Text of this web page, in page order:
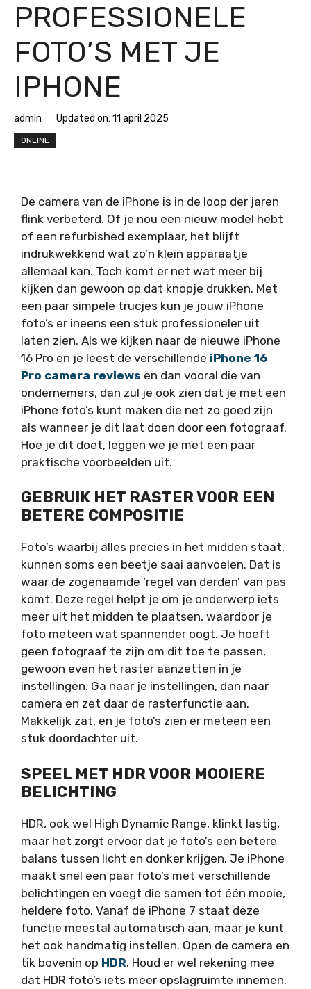
PROFESSIONELE
FOTO’S MET JE
IPHONE
admin Updated on: 11 april 2025
ONLINE
De camera van de iPhone is in de loop der jaren
flink verbeterd. Of je nou een nieuw model hebt
of een refurbished exemplaar, het blijft
indrukwekkend wat zo’n klein apparaatje
allemaal kan. Toch komt er net wat meer bij
kijken dan gewoon op dat knopje drukken. Met
een paar simpele trucjes kun je jouw iPhone
foto’s er ineens een stuk professioneler uit
laten zien. Als we kijken naar de nieuwe iPhone
16 Pro en je leest de verschillende iPhone 16
Pro camera reviews en dan vooral die van
ondernemers, dan zul je ook zien dat je met een
iPhone foto’s kunt maken die net zo goed zijn
als wanneer je dit laat doen door een fotograaf.
Hoe je dit doet, leggen we je met een paar
praktische voorbeelden uit.
GEBRUIK HET RASTER VOOR EEN
BETERE COMPOSITIE
Foto’s waarbij alles precies in het midden staat,
kunnen soms een beetje saai aanvoelen. Dat is
waar de zogenaamde ‘regel van derden’ van pas
komt. Deze regel helpt je om je onderwerp iets
meer uit het midden te plaatsen, waardoor je
foto meteen wat spannender oogt. Je hoeft
geen fotograaf te zijn om dit toe te passen,
gewoon even het raster aanzetten in je
instellingen. Ga naar je instellingen, dan naar
camera en zet daar de rasterfunctie aan.
Makkelijk zat, en je foto’s zien er meteen een
stuk doordachter uit.
SPEEL MET HDR VOOR MOOIERE
BELICHTING
HDR, ook wel High Dynamic Range, klinkt lastig,
maar het zorgt ervoor dat je foto’s een betere
balans tussen licht en donker krijgen. Je iPhone
maakt snel een paar foto’s met verschillende
belichtingen en voegt die samen tot één mooie,
heldere foto. Vanaf de iPhone 7 staat deze
functie meestal automatisch aan, maar je kunt
het ook handmatig instellen. Open de camera en
tik bovenin op HDR. Houd er wel rekening mee
dat HDR foto’s iets meer opslagruimte innemen.